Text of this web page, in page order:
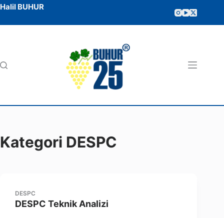
Halil BUHUR
Kategori DESPC
DESPC
DESPC Teknik Analizi